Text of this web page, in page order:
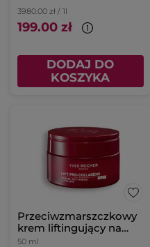
3980.00 zł / 1l
199.00 zł
DODAJ DO
KOSZYKA
Przeciwzmarszczkowy
krem liftingujący na
noc
50 ml